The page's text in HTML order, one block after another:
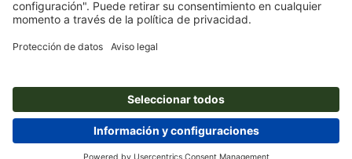
Nosotros
Servicios
Suscríbete al boletín electrónico y consigue un cupón de
descuento del 15 %